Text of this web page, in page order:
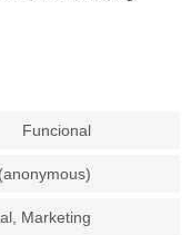
Funcional
Marketing